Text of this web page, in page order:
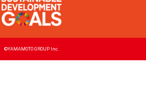
©YAMAMOTO GROUP Inc.